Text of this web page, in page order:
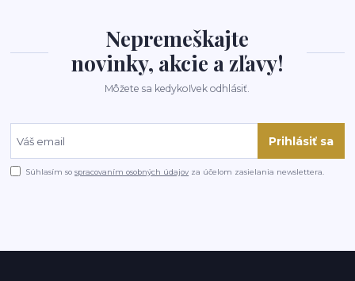
Nepremeškajte
novinky, akcie a zľavy!
Môžete sa kedykoľvek odhlásiť.
Prihlásiť sa
Súhlasím sospracovaním osobných údajov za účelom zasielania newslettera.